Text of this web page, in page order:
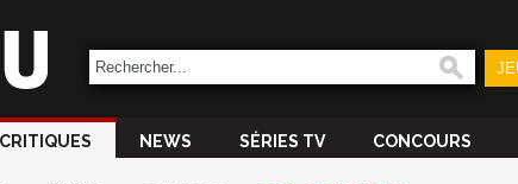
CRITIQUES NEWS SÉRIES TV CONCOURS